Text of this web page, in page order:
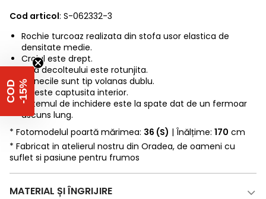
Cod articol: S-062332-3
Rochie turcoaz realizata din stofa usor elastica de
densitate medie.
Croiul este drept.
Linia decolteului este rotunjita.
Manecile sunt tip volanas dublu.
Nu este captusita interior.
Sistemul de inchidere este la spate dat de un fermoar
ascuns lung.
* Fotomodelul poartă mărimea: 36 (S) | Înălțime: 170 cm
* Fabricat in atelierul nostru din Oradea, de oameni cu
suflet si pasiune pentru frumos
MATERIAL ȘI ÎNGRIJIRE
C
O
D
-
1
5 %